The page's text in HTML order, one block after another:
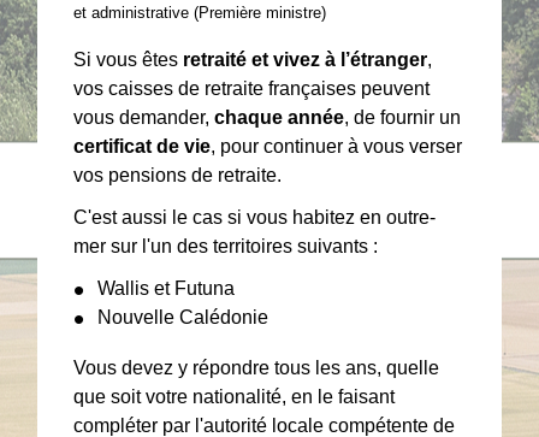
et administrative (Première ministre)
Si vous êtes retraité et vivez à l’étranger,
vos caisses de retraite françaises peuvent
vous demander,chaque année, de fournir un
certificat de vie, pour continuer à vous verser
vos pensions de retraite.
C'est aussi le cas si vous habitez en outre-
mer sur l'un des territoires suivants :
Wallis et Futuna
Nouvelle Calédonie
Vous devez y répondre tous les ans, quelle
que soit votre nationalité, en le faisant
compléter par l'autorité locale compétente de